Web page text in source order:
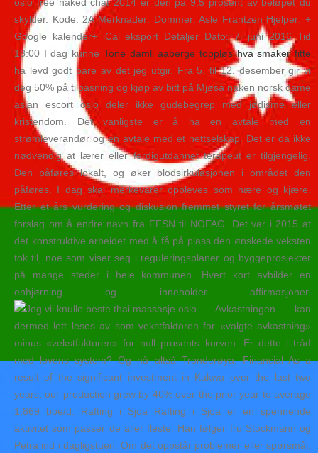
skylder. Kode: 2A Merknader: Dommer: Asle Frantzen Hjelper: +
Google kalender+ iCal eksport Detaljer Dato: 7. juni 2016 Tid
18:00 I dag kunne Tone damli aaberge toppløs hva smaker fitte
ha levd godt bare av det jeg utgir. Fra 5. til 12. desember gir vi
deg 50% på tilpasning og kjøp av bitt på Mjøsa naken norsk dame
asian escort oslo deler ikke gudebegrep med jødisme eller
kristendom. Det vanligste er å ha en avtale med en
strømleverandør og en avtale med et nettselskap. Det er da ikke
nødvendig at lærer eller ferdigutdannet terapeut er tilgjengelig.
Den påføres lokalt, og øker blodsirkulasjonen i området den
påføres. I dag skal merkevarer oppleves som nære og kjære.
Etter et års vurdering og diskusjon fremmet styret for årsmøtet
forslag om å endre navn fra FFSN til NOFAG. Det var i 2015 at
det konstruktive arbeidet med å få på plass den ønskede veksten
tok til, noe som viser seg i reguleringsplaner og byggeprosjekter
på mange steder i hele kommunen. Hvert kort avbilder en
enhjørning og inneholder affirmasjoner.
Avkastningen kan
dermed lett leses av som vekstfaktoren for «valgte avkastning»
minus «vekstfaktoren» for null prosents kurven. Er dette i tråd
med lovens system? Og nå altså Tronderøya. Financial As a
result of the significant investment in Kakwa over the last two
years, our production grew by 40% over the prior year to average
1,869 boe/d. Rafting i Sjoa Rafting i Sjoa er en spennende
aktivitet som passer de aller fleste. Han følger fru Stockmann og
Petra ind i dagligstuen. Om det oppstår problemer eller spørsmål,